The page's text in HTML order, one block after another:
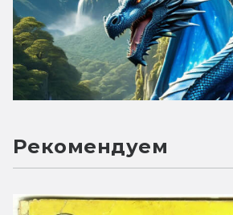
Рекомендуем